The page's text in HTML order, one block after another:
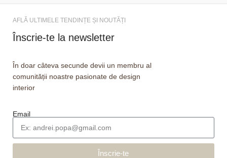
AFLĂ ULTIMELE TENDINȚE ȘI NOUTĂȚI
Înscrie-te la newsletter
În doar câteva secunde devii un membru al
comunității noastre pasionate de design
interior
Email
Înscrie-te